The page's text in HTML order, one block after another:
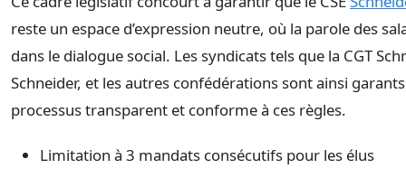
reste un espace d’expression neutre, où la parole des
dans le dialogue social. Les syndicats tels que la CGT
Schneider, et les autres confédérations sont ainsi garants
processus transparent et conforme à ces règles.
Limitation à 3 mandats consécutifs pour les élus